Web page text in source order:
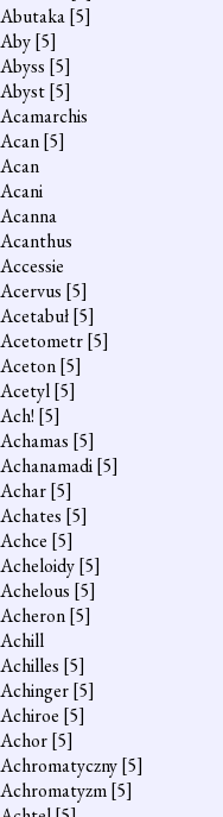
Abutaka[5]
Aby[5]
Abyss [5]
Abyst[5]
Acamarchis
Acan[5]
Acan
Acani
Acanna
Acanthus
Accessie
Acervus [5]
Acetabuł[5]
Acetometr[5]
Aceton[5]
Acetyl[5]
Ach! [5]
Achamas [5]
Achanamadi[5]
Achar[5]
Achates [5]
Achce [5]
Acheloidy[5]
Achelous [5]
Acheron[5]
Achill
Achilles [5]
Achinger[5]
Achiroe [5]
Achor[5]
Achromatyczny[5]
Achromatyzm[5]